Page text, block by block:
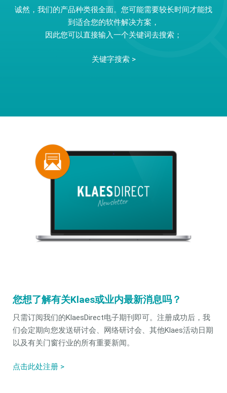
诚然，我们的产品种类很全面。您可能需要较长时间才能找
到适合您的软件解决方案，
因此您可以直接输入一个关键词去搜索；
关键字搜索 >
您想了解有关Klaes或业内最新消息吗？
只需订阅我们的KlaesDirect电子期刊即可。注册成功后，我
们会定期向您发送研讨会、网络研讨会、其他Klaes活动日期
以及有关门窗行业的所有重要新闻。
点击此处注册 >